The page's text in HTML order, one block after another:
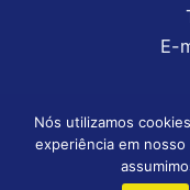
E-
Copyright © 2026
Nós utilizamos
experiência em